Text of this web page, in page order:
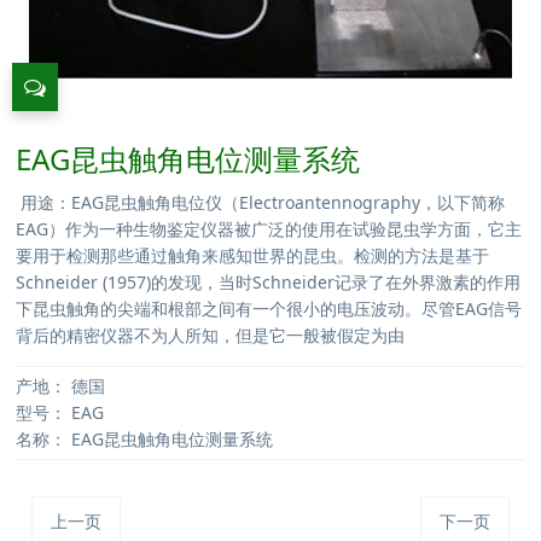
EAG昆虫触角电位测量系统
用途：EAG昆虫触角电位仪（Electroantennography，以下简称
EAG）作为一种生物鉴定仪器被广泛的使用在试验昆虫学方面，它主
要用于检测那些通过触角来感知世界的昆虫。检测的方法是基于
Schneider (1957)的发现，当时Schneider记录了在外界激素的作用
下昆虫触角的尖端和根部之间有一个很小的电压波动。尽管EAG信号
背后的精密仪器不为人所知，但是它一般被假定为由
产地： 德国
型号： EAG
名称： EAG昆虫触角电位测量系统
上一页 下一页